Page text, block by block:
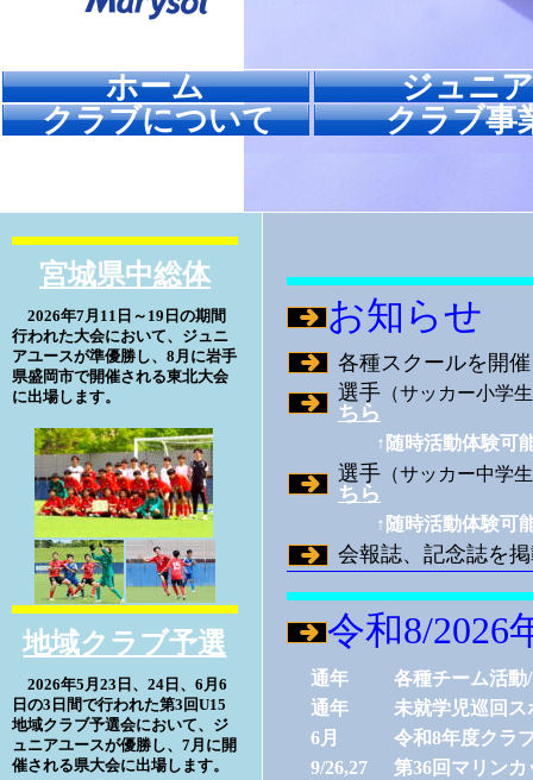
ホーム
ジュニア
クラブについて
クラブ事
宮城県中総体
2026年7月11日～19日の期間
行われた大会において、ジュニ
アユースが準優勝し、8月に岩手
県盛岡市で開催される東北大会
に出場します。
地域クラブ予選
2026年5月23日、24日、6月6
日の3日間で行われた第3回U15
地域クラブ予選会において、ジ
ュニアユースが優勝し、7月に開
催される県大会に出場します。
お知らせ
各種スクールを開
選手 （サッカー小学
ちら
↑随時活動体験可
選手 （サッカー中学
ちら
↑随時活動体験可
会報誌、記念誌を
令和8/2026
通年
各種チーム活動
通年
未就学児巡回ス
6月
令和8年度クラ
9/26,27
第36回マリン